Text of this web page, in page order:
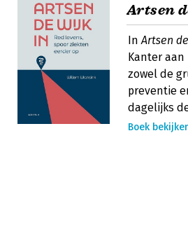
Artsen
InArtsen
Kanter
zowel de
preventie
dagelijks
Boek